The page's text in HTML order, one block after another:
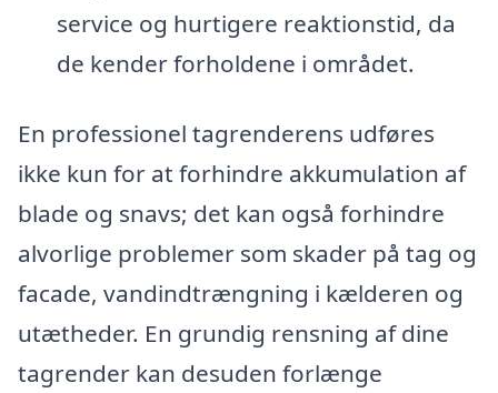
service og hurtigere reaktionstid, da
de kender forholdene i området.
En professionel tagrenderens udføres
ikke kun for at forhindre akkumulation af
blade og snavs; det kan også forhindre
alvorlige problemer som skader på tag og
facade, vandindtrængning i kælderen og
utætheder. En grundig rensning af dine
tagrender kan desuden forlænge